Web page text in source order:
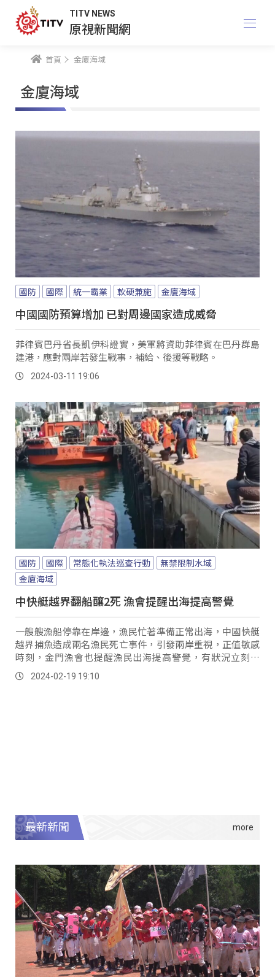
TITV NEWS
原視新聞網
首頁 金廈海域
金廈海域
國防 國際 統一霸業 軟硬兼施 金廈海域
中國國防預算增加 已對周邊國家造成威脅
菲律賓巴丹省長凱伊科證實，美軍將資助菲律賓在巴丹群島
建港，應對兩岸若發生戰事，補給、後援等戰略。
2024-03-11 19:06
國防 國際 常態化執法巡查行動
無禁限制水域
金廈海域
中快艇越界翻船釀2死 漁會提醒出海提高警覺
一艘艘漁船停靠在岸邊，漁民忙著準備正常出海，中國快艇
越界捕魚造成兩名漁民死亡事件，引發兩岸重視，正值敏感
時刻，金門漁會也提醒漁民出海提高警覺，有狀況立刻回
報。2024-02-19 19:10
最新新聞